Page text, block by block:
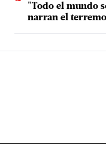
"Todo el mundo
narran el